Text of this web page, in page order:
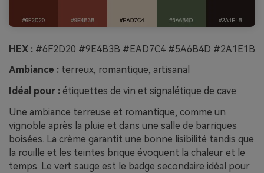
HEX : #6F2D20 #9E4B3B #EAD7C4 #5A6B4D #2A1E1B
Ambiance : terreux, romantique, artisanal
Idéal pour : étiquettes de vin et signalétique de cave
Une ambiance terreuse et romantique, comme un
vignoble après la pluie et dans une salle de barriques
boisées. La crème garantit une bonne lisibilité tandis que
la rouille et les teintes brique évoquent la chaleur et le
temps. Le vert sauge est le badge secondaire idéal pour